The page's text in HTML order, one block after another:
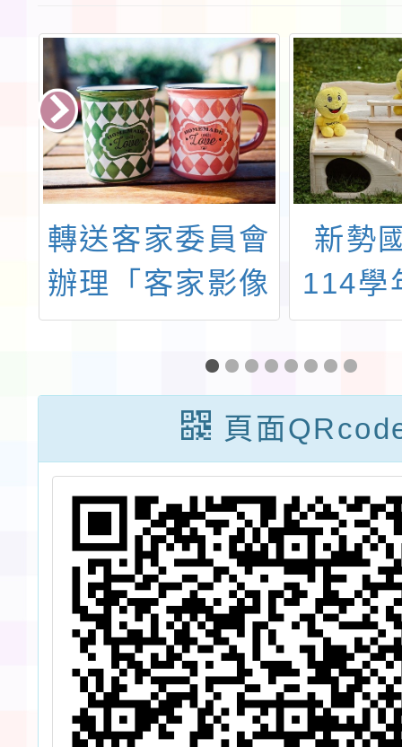
轉送客家委員會
辦理「客家影像
故事」徵件活動
一案，請貴校鼓
勵學生踴躍報名
參加，請查照。
新勢
114學
生編
頁面